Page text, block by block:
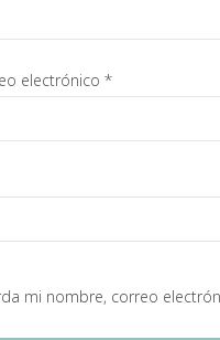
electrónico *
mi nombre, correo